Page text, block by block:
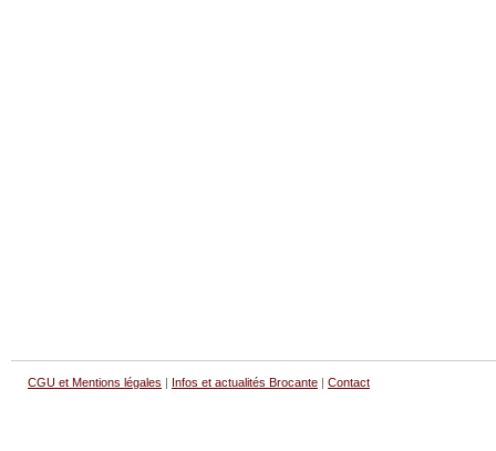
CGU et Mentions légales | Infos et actualités Brocante | Contact